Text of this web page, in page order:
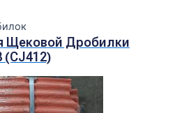
Щековой Дробилки
(CJ412)